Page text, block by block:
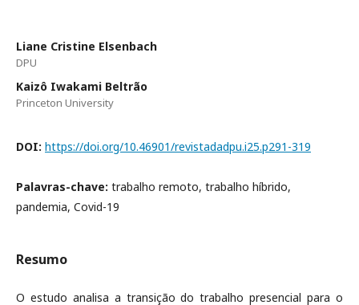
Liane Cristine Elsenbach
DPU
Kaizô Iwakami Beltrão
Princeton University
DOI: https://doi.org/10.46901/revistadadpu.i25.p291-319
Palavras-chave: trabalho remoto, trabalho híbrido,
pandemia, Covid-19
Resumo
O estudo analisa a transição do trabalho presencial para o